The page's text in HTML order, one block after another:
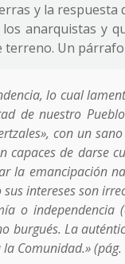
y la respuesta
anarquistas y
terreno. Un
lo cual
de nuestro
con un
capaces de darse
la emancipación
intereses son
o independencia
burgués. La
Comunidad.» (pág.